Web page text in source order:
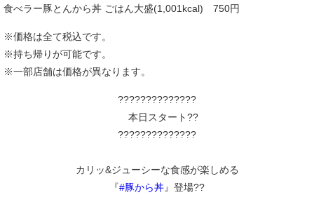
食べラー豚とんから丼 ごはん大盛(1,001kcal) 750円
※価格は全て税込です。
※持ち帰りが可能です。
※一部店舗は価格が異なります。
??????????????
本日スタート??
??????????????
カリッ&ジューシーな食感が楽しめる
『#豚から丼』登場??